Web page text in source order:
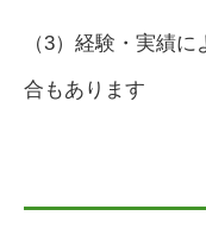
（3）経験・実績
合もあります